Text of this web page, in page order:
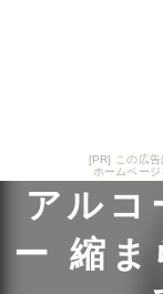
[PR] この広告
ホームペー
アルコ
ー 縮ま